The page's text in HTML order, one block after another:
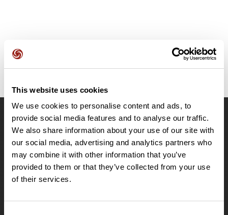
This website uses cookies
We use cookies to personalise content and ads, to
provide social media features and to analyse our traffic.
We also share information about your use of our site with
our social media, advertising and analytics partners who
may combine it with other information that you’ve
provided to them or that they’ve collected from your use
of their services.
OpenRunner
Equipe
Carrières
À propos
Contact